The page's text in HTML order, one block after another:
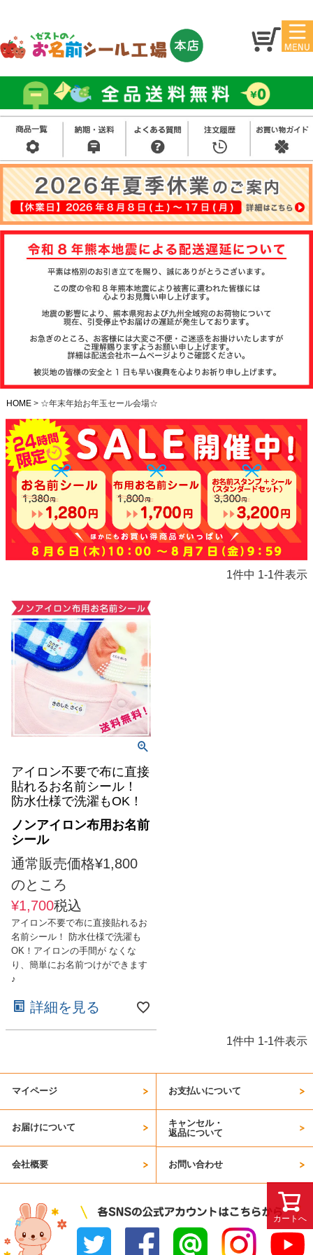
マイ
お
名
前
シ
ー
ル
アイ
ロン
シー
ル
お買
い得
セッ
ト
ス
タ
ン
プ
そ
の
他
注文履歴
お支払いに
納期・発送
方法につい
て
よくある質
問
商品ガイド
HOME ☆年末年始お年玉セール会場☆
1件中 1-1件表示
アイロン不要で布に直接
貼れるお名前シール！
防水仕様で洗濯もOK！
ノンアイロン布用お名前
シール
通常販売価格¥1,800
のところ
¥1,700税込
アイロン不要で布に直接貼れるお
名前シール！ 防水仕様で洗濯も
OK！アイロンの手間が なくな
り、簡単にお名前つけができます
♪
詳細を見る
1件中 1-1件表示
カートへ
マイページ お支払いについて
お届けについて
キャンセル・
返品について
会社概要 お問い合わせ